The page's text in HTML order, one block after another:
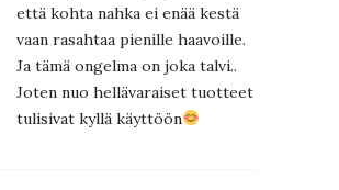
että kohta nahka ei enää kestä
vaan rasahtaa pienille haavoille.
Ja tämä ongelma on joka talvi..
Joten nuo hellävaraiset tuotteet
tulisivat kyllä käyttöön